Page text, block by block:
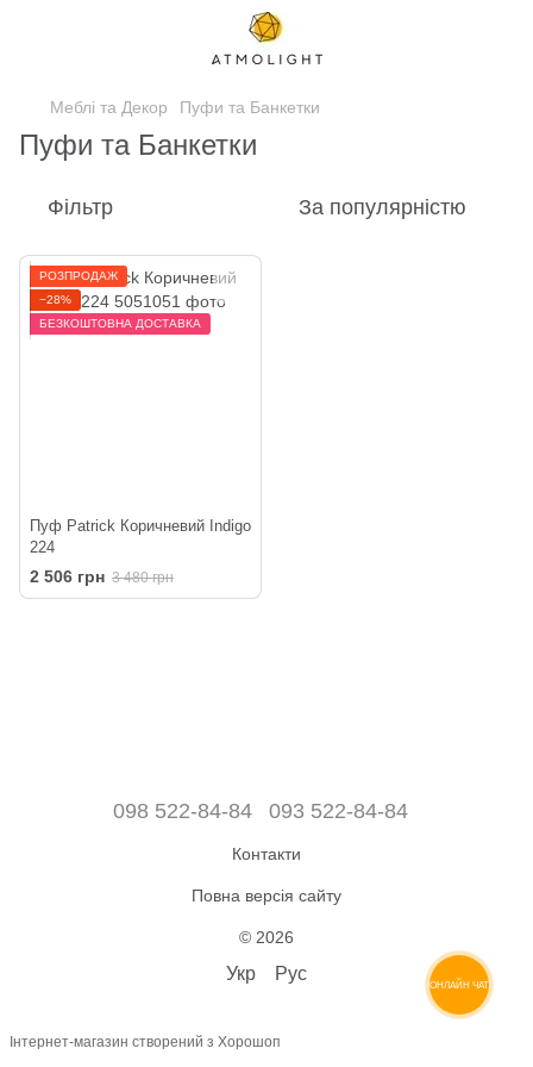
Меблі та Декор Пуфи та Банкетки
Пуфи та Банкетки
Фільтр За популярністю
РОЗПРОДАЖ
−28%
БЕЗКОШТОВНА ДОСТАВКА
Пуф Patrick Коричневий Indigo
224
2 506 грн 3 480 грн
098 522-84-84 093 522-84-84
Контакти
Повна версія сайту
© 2026
Укр Рус
Інтернет-магазин створений з Хорошоп
ОНЛАЙН ЧАТ